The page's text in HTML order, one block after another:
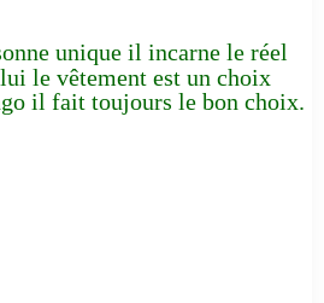
unique il incarne le réel
le vêtement est un choix
il fait toujours le bon choix.